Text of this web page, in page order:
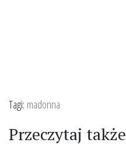
Tagi: madonna
Przeczytaj także